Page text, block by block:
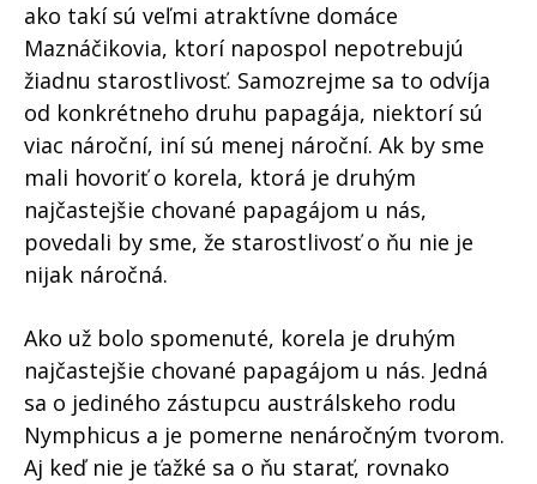
ako takí sú veľmi atraktívne domáce
Maznáčikovia, ktorí napospol nepotrebujú
žiadnu starostlivosť. Samozrejme sa to odvíja
od konkrétneho druhu papagája, niektorí sú
viac nároční, iní sú menej nároční. Ak by sme
mali hovoriť o korela, ktorá je druhým
najčastejšie chované papagájom u nás,
povedali by sme, že starostlivosť o ňu nie je
nijak náročná.
Ako už bolo spomenuté, korela je druhým
najčastejšie chované papagájom u nás. Jedná
sa o jediného zástupcu austrálskeho rodu
Nymphicus a je pomerne nenáročným tvorom.
Aj keď nie je ťažké sa o ňu starať, rovnako